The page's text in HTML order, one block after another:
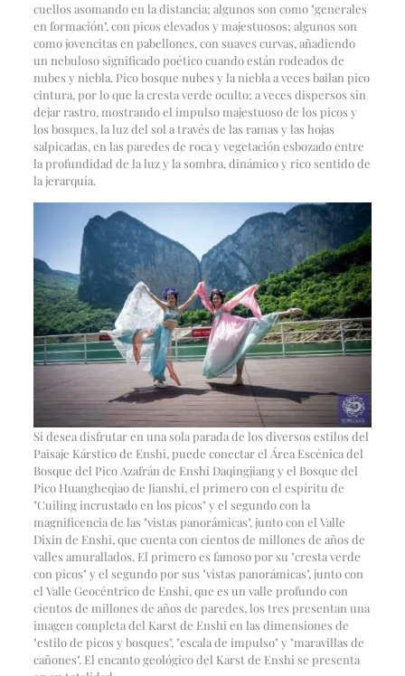
cuellos asomando en la distancia; algunos son como "generales
en formación", con picos elevados y majestuosos; algunos son
como jovencitas en pabellones, con suaves curvas, añadiendo
un nebuloso significado poético cuando están rodeados de
nubes y niebla. Pico bosque nubes y la niebla a veces bailan pico
cintura, por lo que la cresta verde oculto; a veces dispersos sin
dejar rastro, mostrando el impulso majestuoso de los picos y
los bosques, la luz del sol a través de las ramas y las hojas
salpicadas, en las paredes de roca y vegetación esbozado entre
la profundidad de la luz y la sombra, dinámico y rico sentido de
la jerarquía.
Si desea disfrutar en una sola parada de los diversos estilos del
Paisaje Kárstico de Enshi, puede conectar el Área Escénica del
Bosque del Pico Azafrán de Enshi Daqingjiang y el Bosque del
Pico Huangheqiao de Jianshi, el primero con el espíritu de
"Cuiling incrustado en los picos" y el segundo con la
magnificencia de las "vistas panorámicas", junto con el Valle
Dixin de Enshi, que cuenta con cientos de millones de años de
valles amurallados. El primero es famoso por su "cresta verde
con picos" y el segundo por sus "vistas panorámicas", junto con
el Valle Geocéntrico de Enshi, que es un valle profundo con
cientos de millones de años de paredes, los tres presentan una
imagen completa del Karst de Enshi en las dimensiones de
"estilo de picos y bosques", "escala de impulso" y "maravillas de
cañones". El encanto geológico del Karst de Enshi se presenta